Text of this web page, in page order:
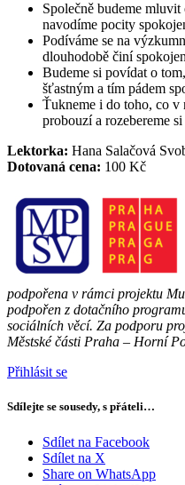
Společně budeme
navodíme pocity
Podíváme se na
dlouhodobě činí
Budeme si povídat o
šťastným a tím pádem
Ťukneme i do toho, co v
probouzí a rozebereme
Lektorka: Hana Salačová
Dotovaná cena: 100 Kč
podpořena v rámci projektu
podpořen z dotačního
sociálních věcí. Za podporu
Městské části Praha – Horní
Přihlásit se
Sdílejte se sousedy, s přáteli…
Sdílet na Facebook
Sdílet na X
Share on WhatsApp